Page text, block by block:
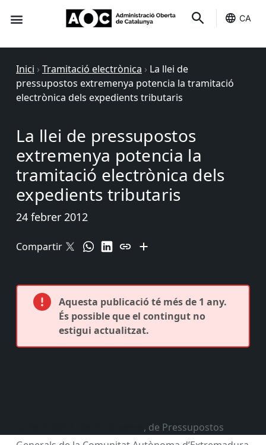
CA
Inici › Tramitació electrònica › La llei de
pressupostos extremenya potencia la tramitació
electrònica dels expedients tributaris
La llei de pressupostos
extremenya potencia la
tramitació electrònica dels
expedients tributaris
24 febrer 2012
Compartir
Aquesta publicació té més de 1 any.
És possible que el contingut no
estigui actualitzat.
, de Pressupostos